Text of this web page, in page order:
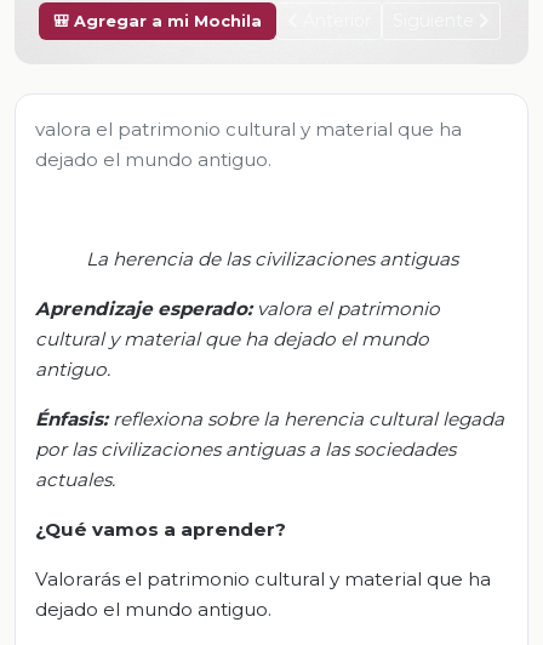
🎒 Agregar a mi Mochila
valora el patrimonio cultural y material que ha
dejado el mundo antiguo.
La herencia de las civilizaciones antiguas
Aprendizaje esperado: valora el patrimonio
cultural y material que ha dejado el mundo
antiguo.
Énfasis: reflexiona sobre la herencia cultural legada
por las civilizaciones antiguas a las sociedades
actuales.
¿Qué vamos a aprender?
Valorarás el patrimonio cultural y material que ha
dejado el mundo antiguo.